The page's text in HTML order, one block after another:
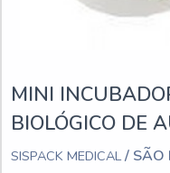
MINI
BIOLÓGICO DE
SISPACK MEDICAL / SÃO